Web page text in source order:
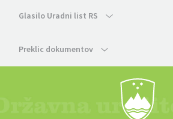
Glasilo Uradni list RS
Preklic dokumentov